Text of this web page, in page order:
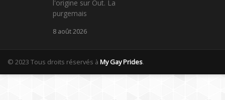
l'origine sur Out. La
purgemais
8 août 2026
© 2023 Tous droits réservés à My Gay Prides.